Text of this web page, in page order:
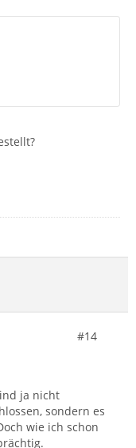
#14
ja nicht
sondern es
wie ich schon